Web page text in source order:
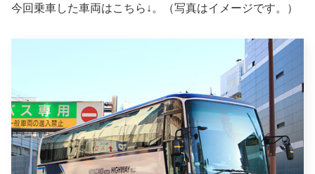
今回乗車した車両はこちら↓。（写真はイメージです。）